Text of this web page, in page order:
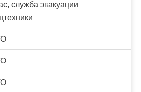
служба эвакуации